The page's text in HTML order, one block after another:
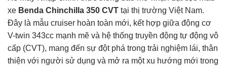
xe Benda Chinchilla 350 CVT tại thị trường Việt Nam.
Đây là mẫu cruiser hoàn toàn mới, kết hợp giữa động cơ
V-twin 343cc mạnh mẽ và hệ thống truyền động tự động vô
cấp (CVT), mang đến sự đột phá trong trải nghiệm lái, thân
thiện với người sử dụng và mở ra một xu hướng mới trong